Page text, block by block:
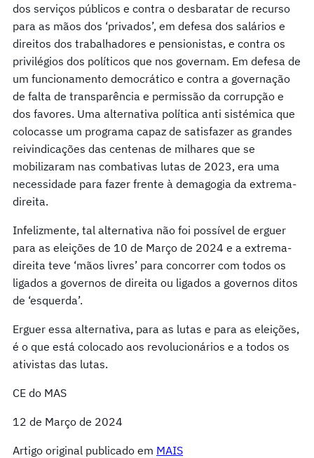
dos serviços públicos e contra o desbaratar de recurso
para as mãos dos ‘privados’, em defesa dos salários e
direitos dos trabalhadores e pensionistas, e contra os
privilégios dos políticos que nos governam. Em defesa de
um funcionamento democrático e contra a governação
de falta de transparência e permissão da corrupção e
dos favores. Uma alternativa política anti sistémica que
colocasse um programa capaz de satisfazer as grandes
reivindicações das centenas de milhares que se
mobilizaram nas combativas lutas de 2023, era uma
necessidade para fazer frente à demagogia da extrema-
direita.
Infelizmente, tal alternativa não foi possível de erguer
para as eleições de 10 de Março de 2024 e a extrema-
direita teve ‘mãos livres’ para concorrer com todos os
ligados a governos de direita ou ligados a governos ditos
de ‘esquerda’.
Erguer essa alternativa, para as lutas e para as eleições,
é o que está colocado aos revolucionários e a todos os
ativistas das lutas.
CE do MAS
12 de Março de 2024
Artigo original publicado em MAIS